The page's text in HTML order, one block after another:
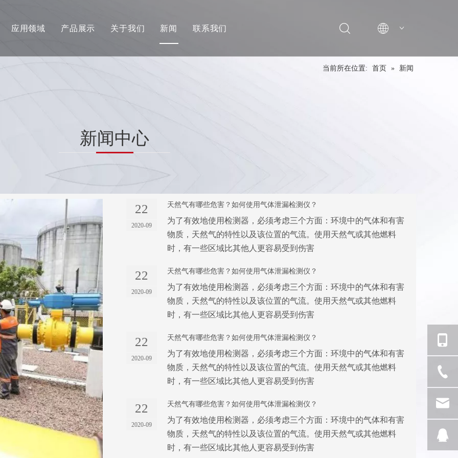
应用领域
船舶海事
产品展示
在线分析仪
其他个人防护装备产品
关于我们 新闻 联系我们
当前所在位置: 首页 » 新闻
新闻中心
22
2020-09
天然气有哪些危害？如何使用气体泄漏检测仪？
为了有效地使用检测器，必须考虑三个方面：环境中的气体和有害
物质，天然气的特性以及该位置的气流。使用天然气或其他燃料
时，有一些区域比其他人更容易受到伤害
22
2020-09
天然气有哪些危害？如何使用气体泄漏检测仪？
为了有效地使用检测器，必须考虑三个方面：环境中的气体和有害
物质，天然气的特性以及该位置的气流。使用天然气或其他燃料
时，有一些区域比其他人更容易受到伤害
22
2020-09
天然气有哪些危害？如何使用气体泄漏检测仪？
为了有效地使用检测器，必须考虑三个方面：环境中的气体和有害
物质，天然气的特性以及该位置的气流。使用天然气或其他燃料
时，有一些区域比其他人更容易受到伤害
22
2020-09
天然气有哪些危害？如何使用气体泄漏检测仪？
为了有效地使用检测器，必须考虑三个方面：环境中的气体和有害
物质，天然气的特性以及该位置的气流。使用天然气或其他燃料
时，有一些区域比其他人更容易受到伤害